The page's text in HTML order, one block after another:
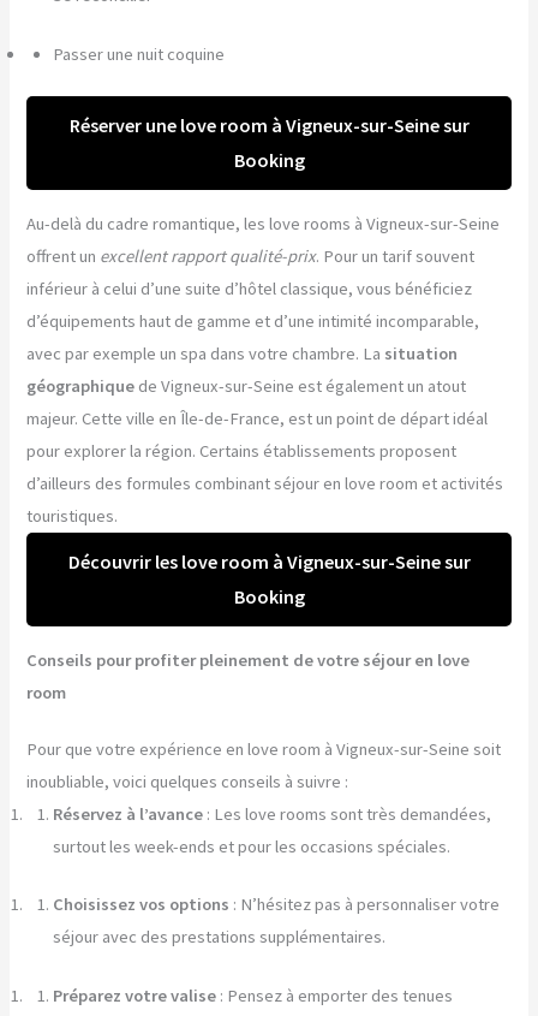
Passer une nuit coquine
Réserver une love room à Vigneux-sur-Seine sur
Booking
Au-delà du cadre romantique, les love rooms à Vigneux-sur-Seine
offrent un excellent rapport qualité-prix. Pour un tarif souvent
inférieur à celui d’une suite d’hôtel classique, vous bénéficiez
d’équipements haut de gamme et d’une intimité incomparable,
avec par exemple un spa dans votre chambre. La situation
géographique de Vigneux-sur-Seine est également un atout
majeur. Cette ville en Île-de-France, est un point de départ idéal
pour explorer la région. Certains établissements proposent
d’ailleurs des formules combinant séjour en love room et activités
touristiques.
Découvrir les love room à Vigneux-sur-Seine sur
Booking
Conseils pour profiter pleinement de votre séjour en love
room
Pour que votre expérience en love room à Vigneux-sur-Seine soit
inoubliable, voici quelques conseils à suivre :
Réservez à l’avance : Les love rooms sont très demandées,
surtout les week-ends et pour les occasions spéciales.
Choisissez vos options : N’hésitez pas à personnaliser votre
séjour avec des prestations supplémentaires.
Préparez votre valise : Pensez à emporter des tenues